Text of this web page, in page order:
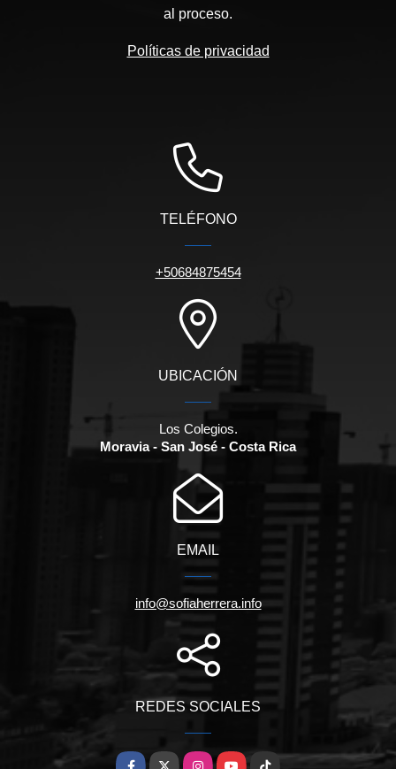
al proceso.
Políticas de privacidad
TELÉFONO
+50684875454
UBICACIÓN
Los Colegios.
Moravia - San José - Costa Rica
EMAIL
info@sofiaherrera.info
REDES SOCIALES
Facebook
X InstagramYouTubeTikTok